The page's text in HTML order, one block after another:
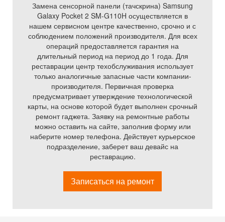
Замена сенсорной панели (тачскрина) Samsung
Galaxy Pocket 2 SM-G110H осуществляется в
нашем сервисном центре качественно, срочно и с
соблюдением положений производителя. Для всех
операций предоставляется гарантия на
длительный период на период до 1 года. Для
реставрации центр техобслуживания использует
только аналогичные запасные части компании-
производителя. Первичная проверка
предусматривает утверждение технологической
карты, на основе которой будет выполнен срочный
ремонт гаджета. Заявку на ремонтные работы
можно оставить на сайте, заполнив форму или
наберите номер телефона. Действует курьерское
подразделение, заберет ваш девайс на
реставрацию.
Записаться на ремонт